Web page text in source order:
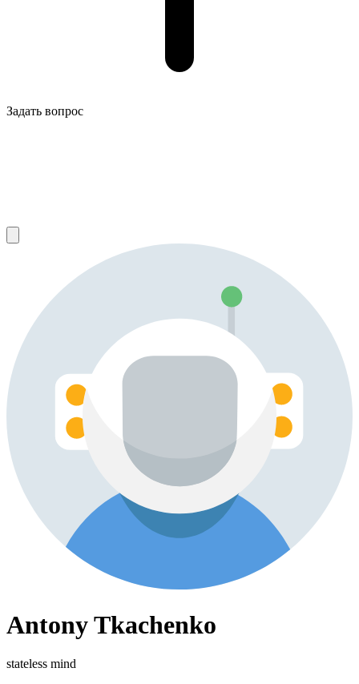
Задать вопрос
Antony Tkachenko
stateless mind